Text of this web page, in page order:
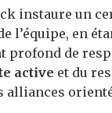
instaure un
l’équipe, en
profond de
active et du
alliances